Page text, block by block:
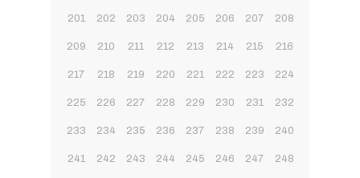
201 202 203 204 205 206 207 208
209 210 211 212 213 214 215 216
217 218 219 220 221 222 223 224
225 226 227 228 229 230 231 232
233 234 235 236 237 238 239 240
241 242 243 244 245 246 247 248